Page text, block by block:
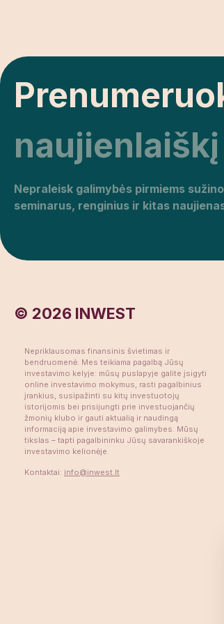
naujienlaiškį
Nepraleisk galimybės pirmiems
seminarus, renginius ir kitas
© 2026 INWEST
Nepriklausomas finansinis švietimas ir
bendruomenė. Mes teikiama pagalbą Jūsų
investavimo kelyje: mūsų puslapyje galite įsigyti
online investavimo mokymus, rasti pagalbinius
įrankius, susipažinti su kitų investuotojų
istorijomis bei prisijungti prie investuojančių
žmonių klubo ir gauti aktualią ir naudingą
informaciją apie investavimo galimybes. Mūsų
tikslas – tapti pagalbininku Jūsų savarankiškoje
investavimo kelionėje.
Kontaktai: info@inwest.lt